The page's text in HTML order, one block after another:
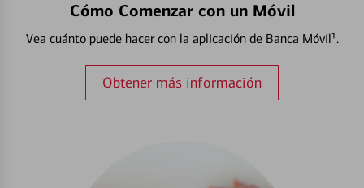
Cómo Comenzar con un Móvil
Vea cuánto puede hacer con la aplicación de Banca Móvil¹.
Obtener más información